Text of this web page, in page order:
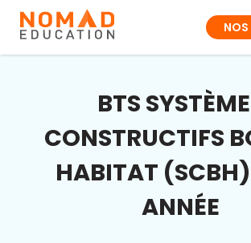
NOS
BTS
CONSTRUCTIFS
HABITAT (SCBH)
ANNÉE